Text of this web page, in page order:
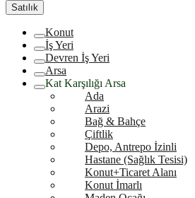
Satılık
Konut
İş Yeri
Devren İş Yeri
Arsa
Kat Karşılığı Arsa
Ada
Arazi
Bağ & Bahçe
Çiftlik
Depo, Antrepo İzinli
Hastane (Sağlık Tesisi)
Konut+Ticaret Alanı
Konut İmarlı